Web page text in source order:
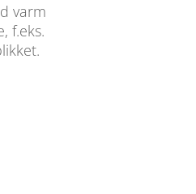
varm
f.eks.